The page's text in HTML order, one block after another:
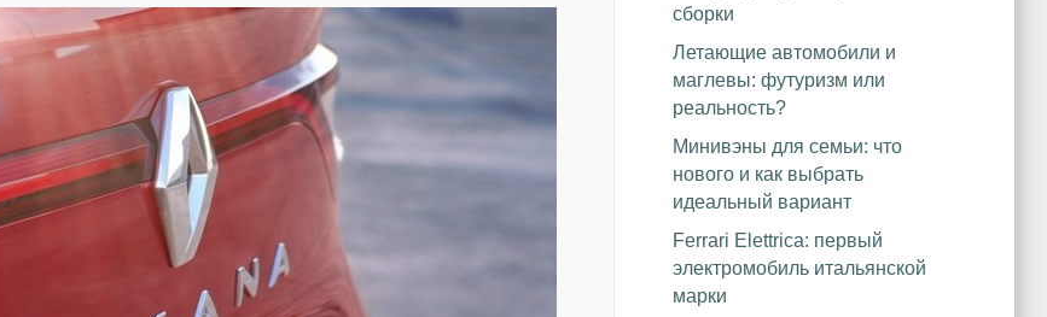
сборки
Летающие автомобили и
маглевы: футуризм или
реальность?
Минивэны для семьи: что
нового и как выбрать
идеальный вариант
Ferrari Elettrica: первый
электромобиль итальянской
марки